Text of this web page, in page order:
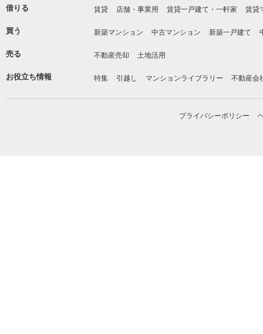
借りる 賃貸 店舗・事業用 賃貸一戸建て・一軒家 賃貸
買う 新築マンション 中古マンション 新築一戸建て
売る 不動産売却 土地活用
お役立ち情報 特集 引越し マンションライブラリー 不動産会
プライバシーポリシー